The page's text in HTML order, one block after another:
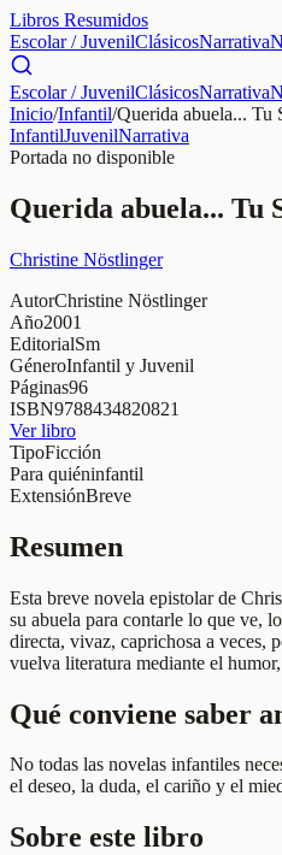
Libros Resumidos
Escolar / JuvenilClásicosNarrativa
Escolar / JuvenilClásicosNarrativa
Inicio/Infantil/Querida abuela... Tu
InfantilJuvenilNarrativa
Portada no disponible
Querida abuela... Tu
Christine Nöstlinger
AutorChristine Nöstlinger
Año2001
EditorialSm
GéneroInfantil y Juvenil
Páginas96
ISBN9788434820821
Ver libro
TipoFicción
Para quiéninfantil
ExtensiónBreve
Resumen
Esta breve novela epistolar de
su abuela para contarle lo que ve,
directa, vivaz, caprichosa a veces,
vuelva literatura mediante el
Qué conviene saber
No todas las novelas infantiles
el deseo, la duda, el cariño y el
Sobre este libro